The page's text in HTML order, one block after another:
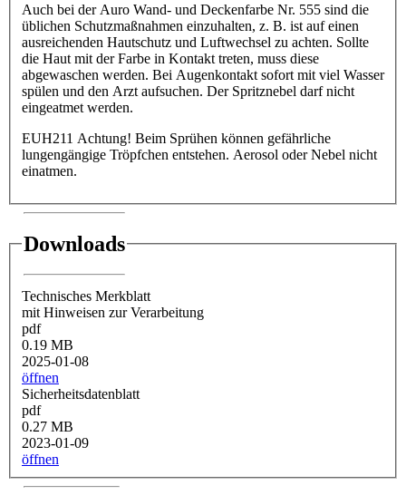
Auch bei der Auro Wand- und Deckenfarbe Nr. 555 sind die
üblichen Schutzmaßnahmen einzuhalten, z. B. ist auf einen
ausreichenden Hautschutz und Luftwechsel zu achten. Sollte
die Haut mit der Farbe in Kontakt treten, muss diese
abgewaschen werden. Bei Augenkontakt sofort mit viel Wasser
spülen und den Arzt aufsuchen. Der Spritznebel darf nicht
eingeatmet werden.
EUH211 Achtung! Beim Sprühen können gefährliche
lungengängige Tröpfchen entstehen. Aerosol oder Nebel nicht
einatmen.
Downloads
Technisches Merkblatt
mit Hinweisen zur Verarbeitung
pdf
0.19 MB
2025-01-08
öffnen
Sicherheitsdatenblatt
pdf
0.27 MB
2023-01-09
öffnen